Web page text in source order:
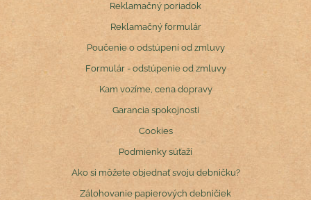
Reklamačný poriadok
Reklamačný formulár
Poučenie o odstúpení od zmluvy
Formulár - odstúpenie od zmluvy
Kam vozíme, cena dopravy
Garancia spokojnosti
Cookies
Podmienky súťaží
Ako si môžete objednať svoju debničku?
Zálohovanie papierových debničiek